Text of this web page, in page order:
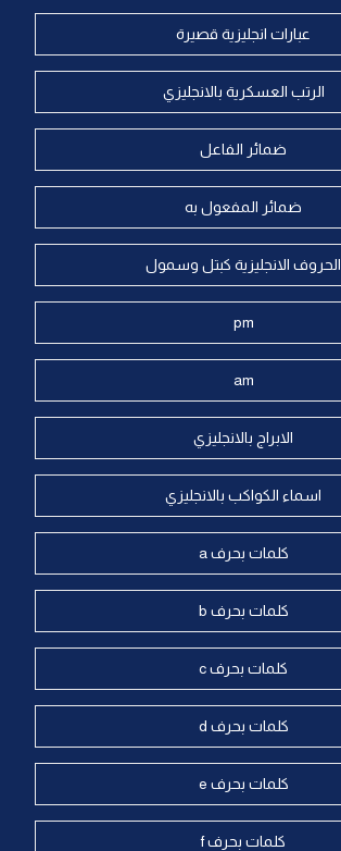
عبارات انجليزية قصيرة
الرتب العسكرية بالانجليزي
ضمائر الفاعل
ضمائر المفعول به
الحروف الانجليزية كبتل وسمول
pm
am
الابراج بالانجليزي
اسماء الكواكب بالانجليزي
كلمات بحرف a
كلمات بحرف b
كلمات بحرف c
كلمات بحرف d
كلمات بحرف e
كلمات بحرف f